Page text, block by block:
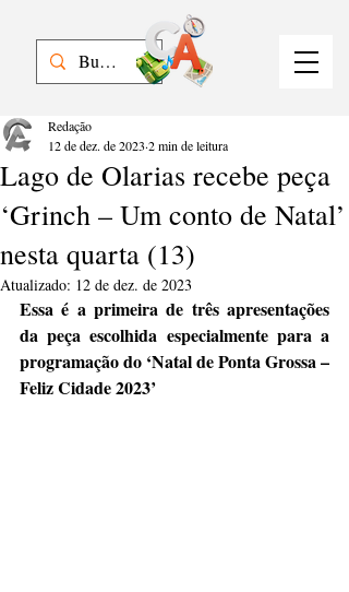
Lago de Olarias recebe peça
‘Grinch – Um conto de Natal’
nesta quarta (13)
Redação
12 de dez. de 2023 2 min de leitura
Atualizado: 12 de dez. de 2023
Essa é a primeira de três apresentações
da peça escolhida especialmente para a
programação do ‘Natal de Ponta Grossa –
Feliz Cidade 2023’